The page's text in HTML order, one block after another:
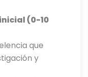
(0-10
que
y